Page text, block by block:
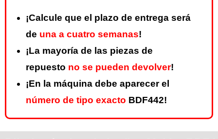
¡Calcule que el plazo de entrega será
de una a cuatro semanas!
¡La mayoría de las piezas de
repuesto no se pueden devolver!
¡En la máquina debe aparecer el
número de tipo exacto BDF442!